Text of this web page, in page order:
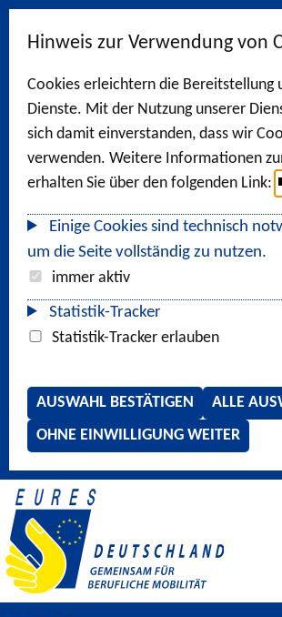
Hinweis zur Verwendung von
Cookies erleichtern die Bereitstellung
Dienste. Mit der Nutzung unserer
sich damit einverstanden, dass wir
verwenden. Weitere Informationen
erhalten Sie über den folgenden Link:
Einige Cookies sind technisch
um die Seite vollständig zu nutzen.
immer aktiv
Statistik-Tracker
Statistik-Tracker erlauben
AUSWAHL BESTÄTIGEN
ALLE
OHNE EINWILLIGUNG WEITER